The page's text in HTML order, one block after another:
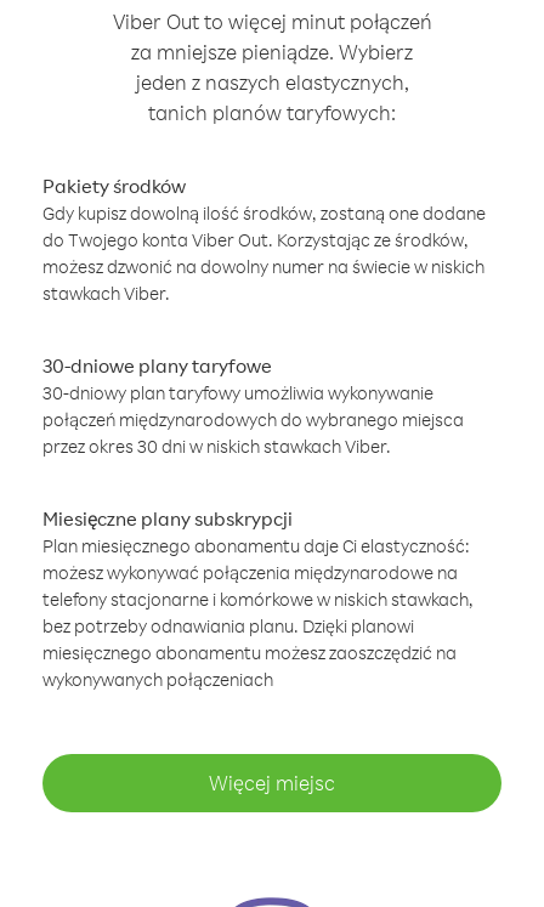
Viber Out to więcej minut połączeń
za mniejsze pieniądze. Wybierz
jeden z naszych elastycznych,
tanich planów taryfowych:
Pakiety środków
Gdy kupisz dowolną ilość środków, zostaną one dodane
do Twojego konta Viber Out. Korzystając ze środków,
możesz dzwonić na dowolny numer na świecie w niskich
stawkach Viber.
30-dniowe plany taryfowe
30-dniowy plan taryfowy umożliwia wykonywanie
połączeń międzynarodowych do wybranego miejsca
przez okres 30 dni w niskich stawkach Viber.
Miesięczne plany subskrypcji
Plan miesięcznego abonamentu daje Ci elastyczność:
możesz wykonywać połączenia międzynarodowe na
telefony stacjonarne i komórkowe w niskich stawkach,
bez potrzeby odnawiania planu. Dzięki planowi
miesięcznego abonamentu możesz zaoszczędzić na
wykonywanych połączeniach
Więcej miejsc